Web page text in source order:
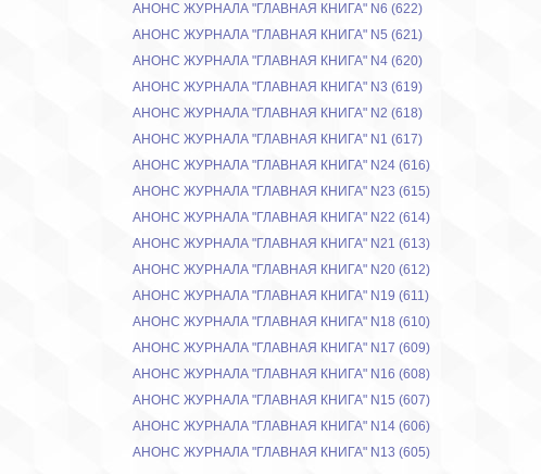
АНОНС ЖУРНАЛА "ГЛАВНАЯ КНИГА" N6 (622)
АНОНС ЖУРНАЛА "ГЛАВНАЯ КНИГА" N5 (621)
АНОНС ЖУРНАЛА "ГЛАВНАЯ КНИГА" N4 (620)
АНОНС ЖУРНАЛА "ГЛАВНАЯ КНИГА" N3 (619)
АНОНС ЖУРНАЛА "ГЛАВНАЯ КНИГА" N2 (618)
АНОНС ЖУРНАЛА "ГЛАВНАЯ КНИГА" N1 (617)
АНОНС ЖУРНАЛА "ГЛАВНАЯ КНИГА" N24 (616)
АНОНС ЖУРНАЛА "ГЛАВНАЯ КНИГА" N23 (615)
АНОНС ЖУРНАЛА "ГЛАВНАЯ КНИГА" N22 (614)
АНОНС ЖУРНАЛА "ГЛАВНАЯ КНИГА" N21 (613)
АНОНС ЖУРНАЛА "ГЛАВНАЯ КНИГА" N20 (612)
АНОНС ЖУРНАЛА "ГЛАВНАЯ КНИГА" N19 (611)
АНОНС ЖУРНАЛА "ГЛАВНАЯ КНИГА" N18 (610)
АНОНС ЖУРНАЛА "ГЛАВНАЯ КНИГА" N17 (609)
АНОНС ЖУРНАЛА "ГЛАВНАЯ КНИГА" N16 (608)
АНОНС ЖУРНАЛА "ГЛАВНАЯ КНИГА" N15 (607)
АНОНС ЖУРНАЛА "ГЛАВНАЯ КНИГА" N14 (606)
АНОНС ЖУРНАЛА "ГЛАВНАЯ КНИГА" N13 (605)